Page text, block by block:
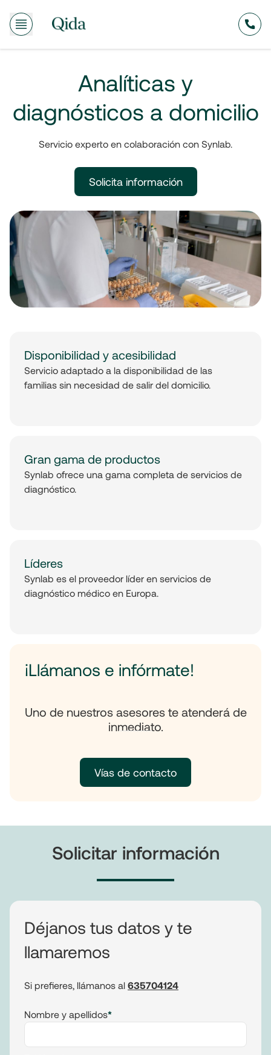
Analíticas y
diagnósticos a domicilio
Servicio experto en colaboración con Synlab.
Solicita información
Disponibilidad y acesibilidad
Servicio adaptado a la disponibilidad de las
familias sin necesidad de salir del domicilio.
Gran gama de productos
Synlab ofrece una gama completa de servicios de
diagnóstico.
Líderes
Synlab es el proveedor líder en servicios de
diagnóstico médico en Europa.
¡Llámanos e infórmate!
Uno de nuestros asesores te atenderá de
inmediato.
Vías de contacto
Solicitar información
Déjanos tus datos y te
llamaremos
Si prefieres, llámanos al 635704124
Nombre y apellidos*